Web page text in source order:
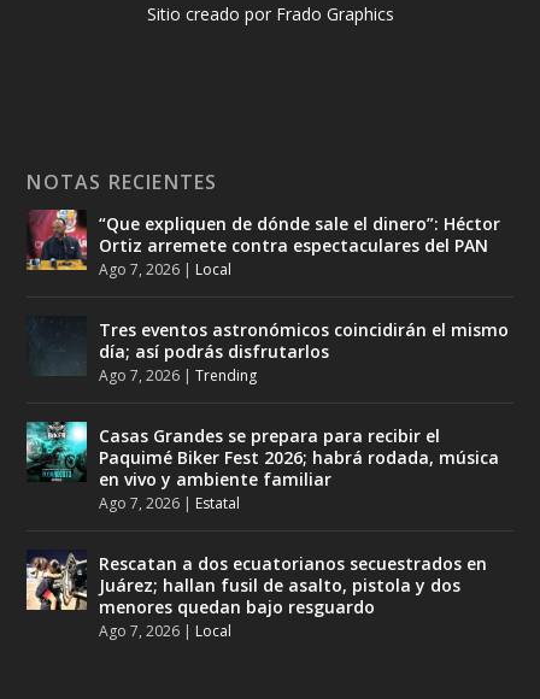
Sitio creado por Frado Graphics
NOTAS RECIENTES
“Que expliquen de dónde sale el dinero”: Héctor
Ortiz arremete contra espectaculares del PAN
Ago 7, 2026 | Local
Tres eventos astronómicos coincidirán el mismo
día; así podrás disfrutarlos
Ago 7, 2026 |Trending
Casas Grandes se prepara para recibir el
Paquimé Biker Fest 2026; habrá rodada, música
en vivo y ambiente familiar
Ago 7, 2026 | Estatal
Rescatan a dos ecuatorianos secuestrados en
Juárez; hallan fusil de asalto, pistola y dos
menores quedan bajo resguardo
Ago 7, 2026 | Local